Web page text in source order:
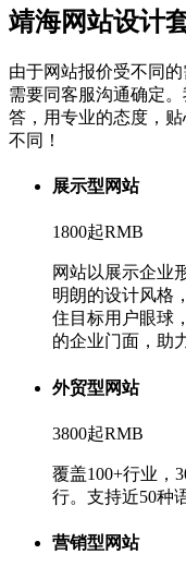
靖海网站设计
由于网站报价受不同
需要同客服沟通确定
答，用专业的态度，
不同！
展示型网站
1800起RMB
网站以展示企业
明朗的设计风格
住目标用户眼球
的企业门面，助
外贸型网站
3800起RMB
覆盖100+行业，
行。支持近50种
营销型网站